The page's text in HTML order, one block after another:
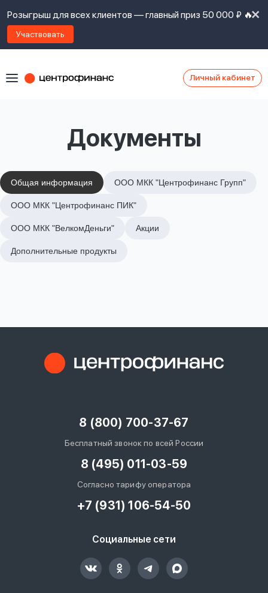
Розыгрыш для всех клиентов — главный приз 50 000 ₽ 🔥
Участвовать
Личный кабинет
Документы
Общая информация ООО МКК "Центрофинанс Групп"
ООО МКК "Центрофинанс ПИК"
ООО МКК "ВелкомДеньги" Акции
Дополнительные продукты
8 (800) 700-37-67
Бесплатный звонок по всей России
8 (495) 011-03-59
Согласно тарифу оператора
+7 (931) 106-54-50
Социальные сети
Войти под другим номером
ознакомлен
предоставления
займов,
политикой
сайта,
согласие
обработку